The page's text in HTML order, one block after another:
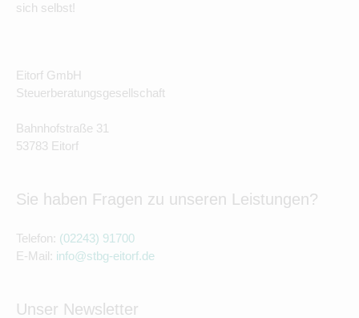
sich selbst!
Eitorf GmbH
Steuerberatungsgesellschaft
Bahnhofstraße 31
53783 Eitorf
Sie haben Fragen zu unseren Leistungen?
Telefon: (02243) 91700
E-Mail: info@stbg-eitorf.de
Unser Newsletter